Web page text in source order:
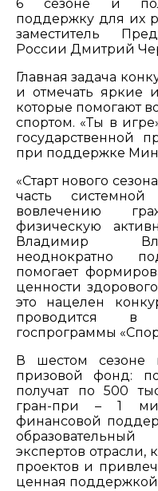
6 сезоне и
поддержку для их
заместитель
России Дмитрий
Главная задача
и отмечать яркие
которые помогают
спортом. «Ты в
государственной
при поддержке
«Старт нового
часть
вовлечению
физическую
Владимир
неоднократно
помогает
ценности
это нацелен
проводится в
госпрограммы
В шестом сезоне
призовой фонд:
получат по 500
гран-при – 1
финансовой
экспертов отрасли,
проектов и
ценная